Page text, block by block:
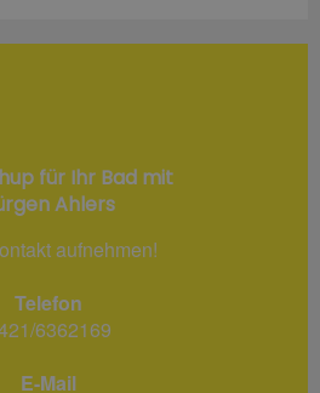
für Ihr Bad mit
Ahlers
aufnehmen!
Telefon
6362169
E-Mail